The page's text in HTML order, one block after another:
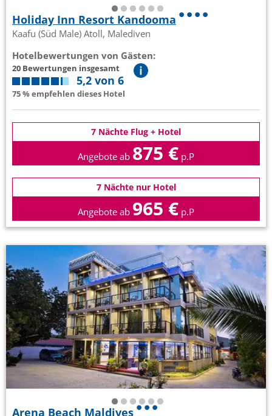
Holiday Inn Resort Kandooma
Kaafu (Süd Male) Atoll, Malediven
Hotelbewertungen von Gästen:
20 Bewertungen insgesamt
5,2 von 6
75 % empfehlen dieses Hotel
7 Nächte Flug + Hotel
Angebote ab 875 € p.P
7 Nächte nur Hotel
Angebote ab 965 € p.P
Arena Beach Maldives